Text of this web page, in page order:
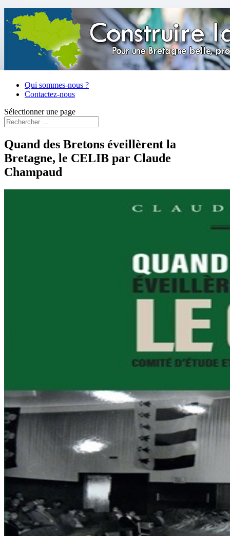
Qui sommes-nous ?
Contactez-nous
Sélectionner une page
Quand des Bretons éveillèrent la
Bretagne, le CELIB par Claude
Champaud